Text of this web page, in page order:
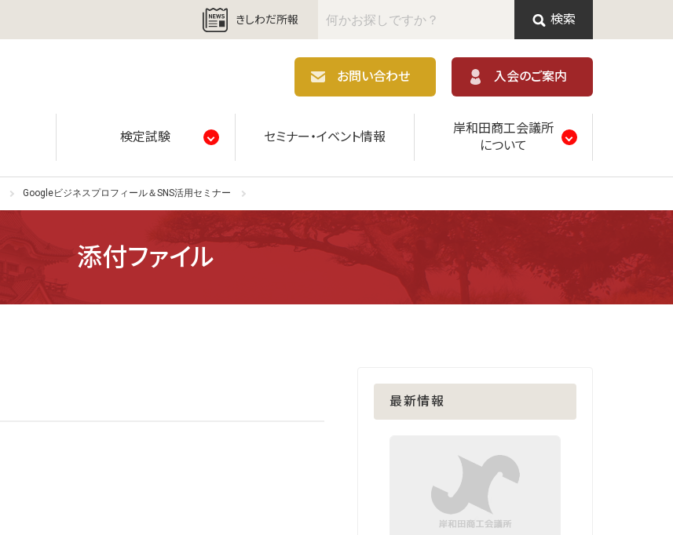
きしわだ所報 検索
お問い合わせ
入会のご案内
検定試験 セミナー・イベント情報
岸和田商工会議所
について
Googleビジネスプロフィール＆SNS活用セミナー
添付ファイル
最新情報